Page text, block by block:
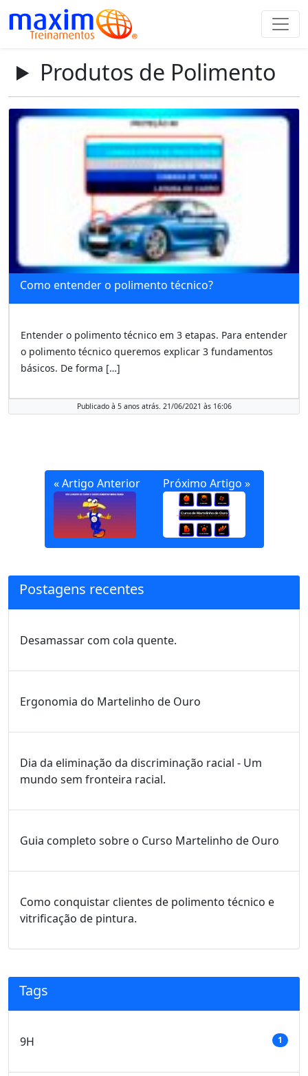
Produtos de Polimento
Como entender o polimento técnico?
Entender o polimento técnico em 3 etapas. Para entender
o polimento técnico queremos explicar 3 fundamentos
básicos. De forma […]
Publicado à 5 anos atrás. 21/06/2021 às 16:06
« Artigo Anterior Próximo Artigo »
Postagens recentes
Desamassar com cola quente.
Ergonomia do Martelinho de Ouro
Dia da eliminação da discriminação racial - Um
mundo sem fronteira racial.
Guia completo sobre o Curso Martelinho de Ouro
Como conquistar clientes de polimento técnico e
vitrificação de pintura.
Tags
9H 1